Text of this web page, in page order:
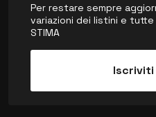
Per restare sempre
variazioni dei listini e
STIMA
Iscriviti